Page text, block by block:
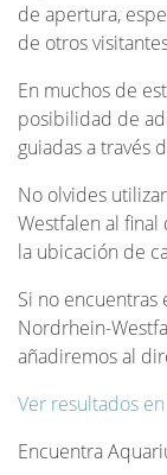
de apertura,
de otros
En muchos de
posibilidad de
guiadas a través
No olvides
Westfalen al
la ubicación de
Si no encuentras
Nordrhein-
añadiremos al
Ver resultados
Encuentra